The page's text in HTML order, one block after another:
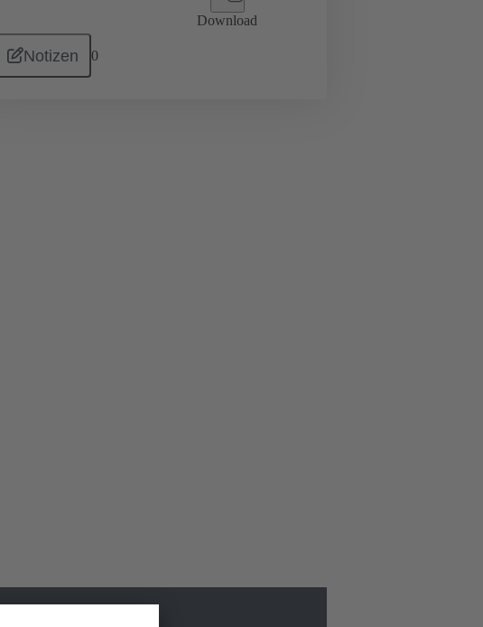
Download
Notizen 0